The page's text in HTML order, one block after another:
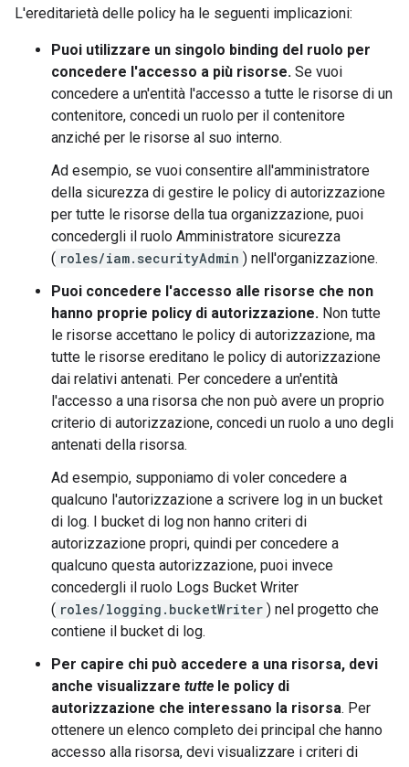
L'ereditarietà delle policy ha le seguenti implicazioni:
Puoi utilizzare un singolo binding del ruolo per
concedere l'accesso a più risorse. Se vuoi
concedere a un'entità l'accesso a tutte le risorse di un
contenitore, concedi un ruolo per il contenitore
anziché per le risorse al suo interno.
Ad esempio, se vuoi consentire all'amministratore
della sicurezza di gestire le policy di autorizzazione
per tutte le risorse della tua organizzazione, puoi
concedergli il ruolo Amministratore sicurezza
( roles/iam.securityAdmin ) nell'organizzazione.
Puoi concedere l'accesso alle risorse che non
hanno proprie policy di autorizzazione. Non tutte
le risorse accettano le policy di autorizzazione, ma
tutte le risorse ereditano le policy di autorizzazione
dai relativi antenati. Per concedere a un'entità
l'accesso a una risorsa che non può avere un proprio
criterio di autorizzazione, concedi un ruolo a uno degli
antenati della risorsa.
Ad esempio, supponiamo di voler concedere a
qualcuno l'autorizzazione a scrivere log in un bucket
di log. I bucket di log non hanno criteri di
autorizzazione propri, quindi per concedere a
qualcuno questa autorizzazione, puoi invece
concedergli il ruolo Logs Bucket Writer
( roles/logging.bucketWriter ) nel progetto che
contiene il bucket di log.
Per capire chi può accedere a una risorsa, devi
anche visualizzare tutte le policy di
autorizzazione che interessano la risorsa. Per
ottenere un elenco completo dei principal che hanno
accesso alla risorsa, devi visualizzare i criteri di